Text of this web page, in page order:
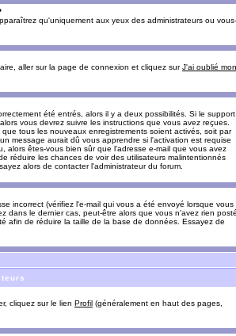
qu'uniquement aux yeux des administrateurs ou vous-
aller sur la page de connexion et cliquez surJ'ai oublié mon
été entrés, alors il y a deux possibilités. Si le support
vous devrez suivre les instructions que vous avez reçues.
tous les nouveaux enregistrements soient activés, soit par
message aurait dû vous apprendre si l'activation est requise
alors êtes-vous bien sûr que l'adresse e-mail que vous avez
réduire les chances de voir des utilisateurs malintentionnés
alors de contacter l'administrateur du forum.
incorrect (vérifiez l'e-mail qui vous a été envoyé lorsque vous
dans le dernier cas, peut-être alors que vous n'avez rien
afin de réduire la taille de la base de données. Essayez de
cliquez sur le lien Profil (généralement en haut des pages,